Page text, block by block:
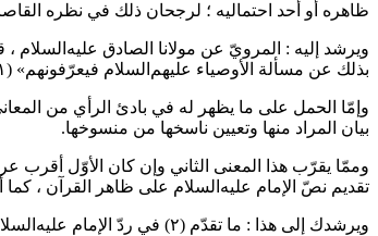
ظاهره أو أحد احتماليه ؛ لرجحان ذلك في نظره
ويرشد إليه : المرويّ عن مولانا الصادق عليه‌السلام ،
بذلك عن مسألة الأوصياء عليهم‌السلام فيعرّفونهم» (١)
وإمّا الحمل على ما يظهر له في بادئ الرأي من
بيان المراد منها وتعيين ناسخها من منسوخها.
وممّا يقرّب هذا المعنى الثاني وإن كان الأوّل أقرب
تقديم نصّ الإمام عليه‌السلام على ظاهر القرآن ،
ويرشدك إلى هذا : ما تقدّم (٢) في ردّ الإمام